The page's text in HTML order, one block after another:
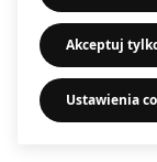
Akceptuj
Ustawienia